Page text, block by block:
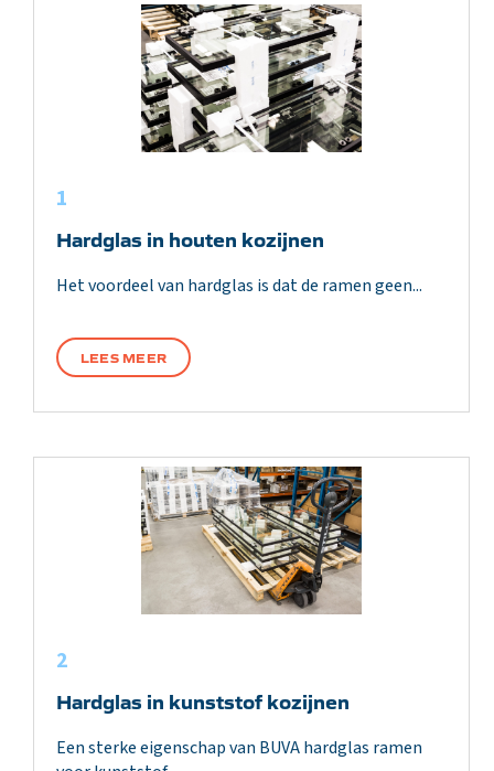
1
Hardglas in houten kozijnen
Het voordeel van hardglas is dat de ramen geen...
LEES MEER
2
Hardglas in kunststof kozijnen
Een sterke eigenschap van BUVA hardglas ramen